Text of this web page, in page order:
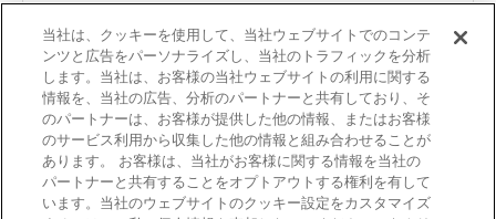
FCUコントローラ
小型リモートI/Oモジュール
関連情報
建物向け製品／サービス一覧
当社は、クッキーを使用して、当社ウェブサイトでのコンテ
ンツと広告をパーソナライズし、当社のトラフィックを分析
します。当社は、お客様の当社ウェブサイトの利用に関する
情報を、当社の広告、分析のパートナーと共有しており、そ
のパートナーは、お客様が提供した他の情報、またはお客様
のサービス利用から収集した他の情報と組み合わせることが
あります。 お客様は、当社がお客様に関する情報を当社の
パートナーと共有することをオプトアウトする権利を有して
います。当社のウェブサイトのクッキー設定をカスタマイズ